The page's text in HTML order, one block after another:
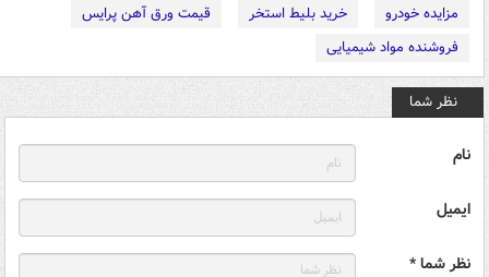
مزایده خودرو
خرید بلیط استخر
قیمت ورق آهن پرایس
فروشنده مواد شیمیایی
نظر شما
نام
ایمیل
نظر شما *